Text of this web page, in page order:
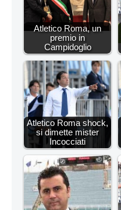
Atletico Roma, un
premio in
Campidoglio
Atletico Roma shock,
si dimette mister
Incocciati